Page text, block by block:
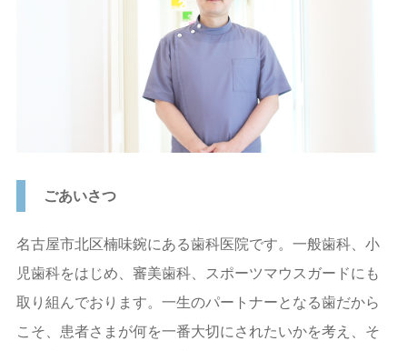
スポーツデンティスト
ニュース
お問い合わせ
ごあいさつ
名古屋市北区楠味鋺にある歯科医院です。一般歯科、小
児歯科をはじめ、審美歯科、スポーツマウスガードにも
取り組んでおります。一生のパートナーとなる歯だから
こそ、患者さまが何を一番大切にされたいかを考え、そ